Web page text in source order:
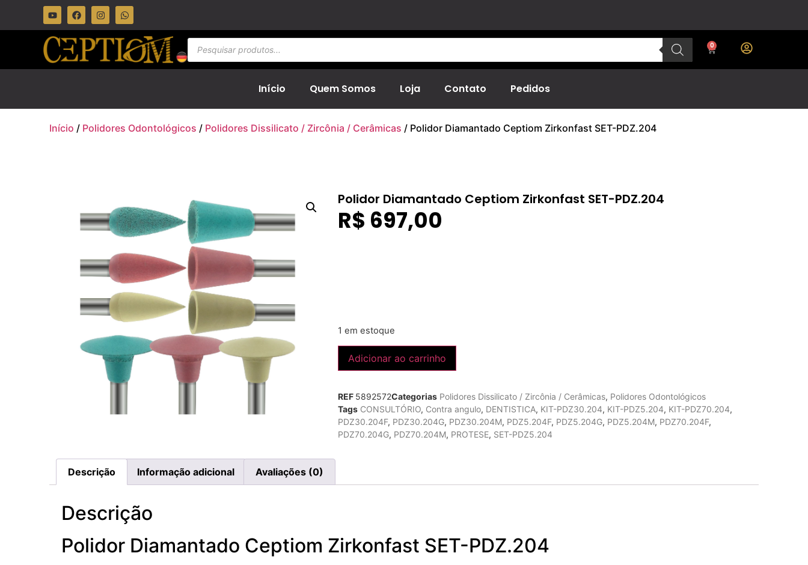
0
Início Quem Somos Loja Contato Pedidos
Início / Polidores Odontológicos / Polidores Dissilicato / Zircônia / Cerâmicas / Polidor Diamantado Ceptiom Zirkonfast SET-PDZ.204
Polidor Diamantado Ceptiom Zirkonfast SET-PDZ.204
R$ 697,00
1 em estoque
Adicionar ao carrinho
REF 5892572Categorias Polidores Dissilicato / Zircônia / Cerâmicas, Polidores Odontológicos
Tags CONSULTÓRIO, Contra angulo, DENTISTICA, KIT-PDZ30.204, KIT-PDZ5.204, KIT-PDZ70.204,
PDZ30.204F, PDZ30.204G, PDZ30.204M, PDZ5.204F, PDZ5.204G, PDZ5.204M, PDZ70.204F,
PDZ70.204G, PDZ70.204M, PROTESE, SET-PDZ5.204
Descrição Informação adicional Avaliações (0)
Descrição
Polidor Diamantado Ceptiom Zirkonfast SET-PDZ.204